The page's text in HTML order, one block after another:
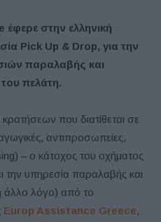
στην ελληνική
Pick Up & Drop, για την
παραλαβής και
πελάτη.
που διατίθεται σε
αντιπροσωπείες,
– ο κάτοχος του οχήματος
την υπηρεσία παραλαβής και
άλλο λόγο) από το
Europ Assistance Greece,